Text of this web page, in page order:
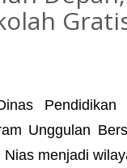
Pendidikan
Unggulan
menjadi